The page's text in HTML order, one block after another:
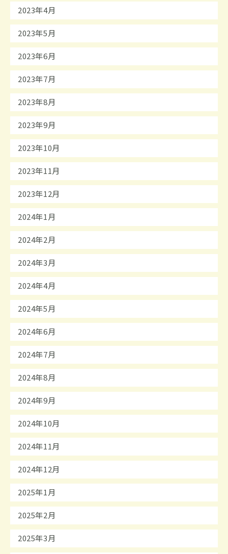
2023年4月
2023年5月
2023年6月
2023年7月
2023年8月
2023年9月
2023年10月
2023年11月
2023年12月
2024年1月
2024年2月
2024年3月
2024年4月
2024年5月
2024年6月
2024年7月
2024年8月
2024年9月
2024年10月
2024年11月
2024年12月
2025年1月
2025年2月
2025年3月